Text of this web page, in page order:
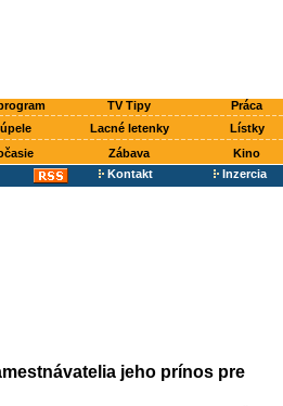
TV Tipy
Práca
Lacné letenky
Lístky
Zábava
Kino
Kontakt Inzercia
jeho prínos pre